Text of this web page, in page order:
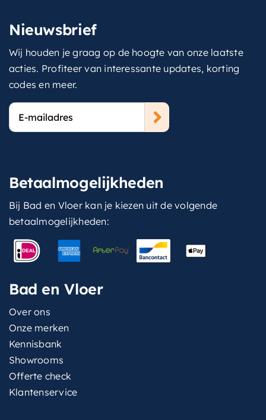
Nieuwsbrief
Wij houden je graag op de hoogte van onze laatste
acties. Profiteer van interessante updates, korting
codes en meer.
E-
mailadres
Betaalmogelijkheden
Bij Bad en Vloer kan je kiezen uit de volgende
betaalmogelijkheden:
Bad en Vloer
Over ons
Onze merken
Kennisbank
Showrooms
Offerte check
Klantenservice